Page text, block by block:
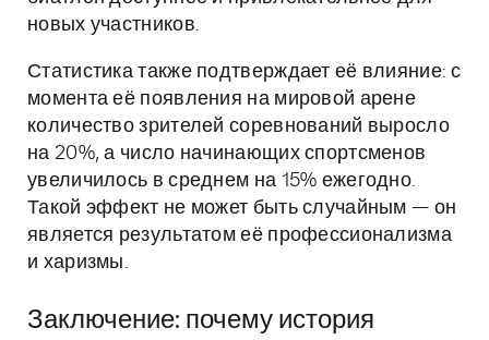
новых участников.
Статистика также подтверждает её влияние: с
момента её появления на мировой арене
количество зрителей соревнований выросло
на 20%, а число начинающих спортсменов
увеличилось в среднем на 15% ежегодно.
Такой эффект не может быть случайным — он
является результатом её профессионализма
и харизмы.
Заключение: почему история